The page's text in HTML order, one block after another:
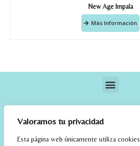
Valoramos tu privacidad
Esta página web únicamente utiliza
New Age Impala
Más Información